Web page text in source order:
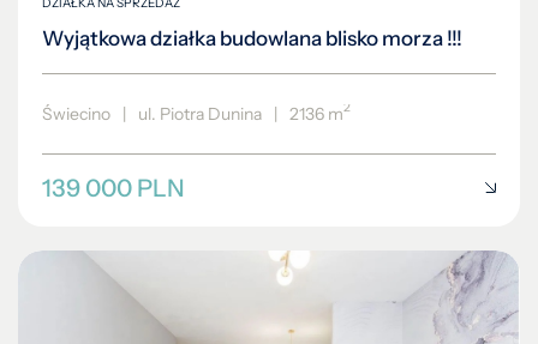
Wyjątkowa działka budowlana blisko morza !!!
Świecino | ul. Piotra Dunina | 2136 m2
139 000 PLN